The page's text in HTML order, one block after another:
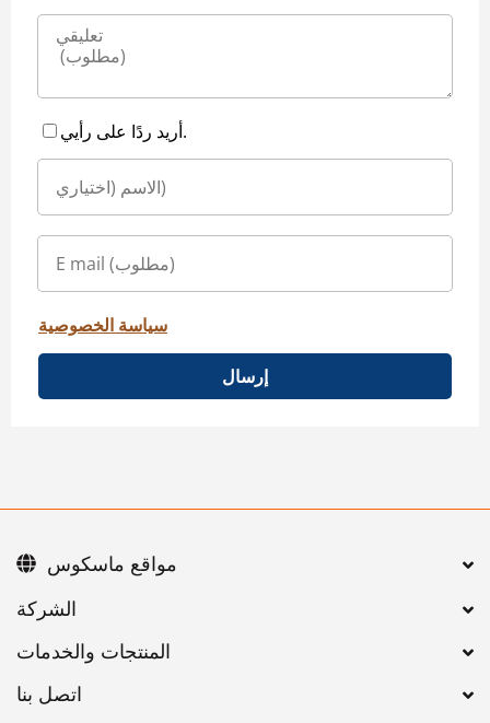
أريد ردًا على رأيي.
سياسة الخصوصية
إرسال
اتصل بنا
مواقع ماسكوس